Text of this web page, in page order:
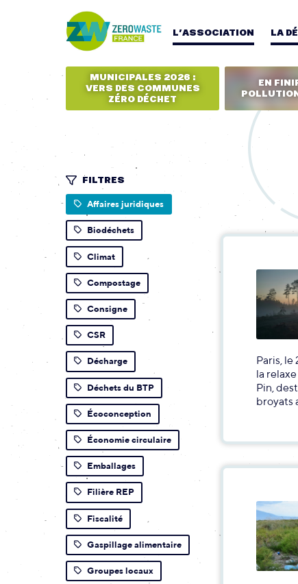
L’ASSOCIATION LA
MUNICIPALES 2026 :
VERS DES COMMUNES
ZÉRO DÉCHET
EN
FILTRES
Affaires juridiques
Biodéchets
Climat
Compostage
Consigne
CSR
Décharge
Déchets du BTP
Écoconception
Économie circulaire
Emballages
Filière REP
Fiscalité
Gaspillage alimentaire
Groupes locaux
Paris, le
la
Pin,
broyats